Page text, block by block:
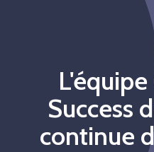
Success
continue